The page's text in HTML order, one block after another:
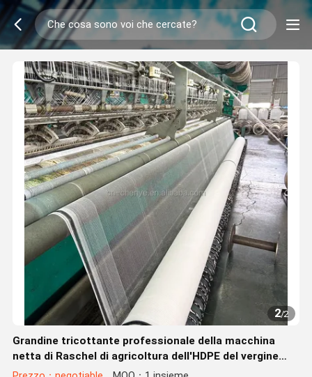
2/2
Grandine tricottante professionale della macchina
netta di Raschel di agricoltura dell'HDPE del vergine
anti